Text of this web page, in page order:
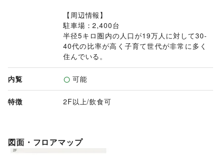
【周辺情報】
駐車場：2,400台
半径5キロ圏内の人口が19万人に対して30-
40代の比率が高く子育て世代が非常に多く
住んでいる。
内覧 可能
特徴 2F以上/飲食可
図面・フロアマップ